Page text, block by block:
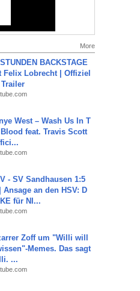
More
BACKSTAGE
Felix Lobrecht | Offiziel
Trailer
West – Wash Us In T
Blood feat. Travis Scott
- SV Sandhausen 1:5
Ansage an den HSV: D
für NI...
Zoff um "Willi will
Memes. Das sagt
...